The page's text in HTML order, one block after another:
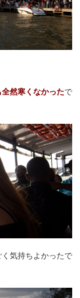
然寒くなかったで
気持ちよかったで